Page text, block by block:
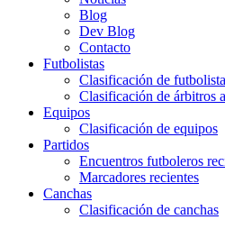
Blog
Dev Blog
Contacto
Futbolistas
Clasificación de
Clasificación de árbitros
Equipos
Clasificación de equipos
Partidos
Encuentros futboleros
Marcadores recientes
Canchas
Clasificación de canchas